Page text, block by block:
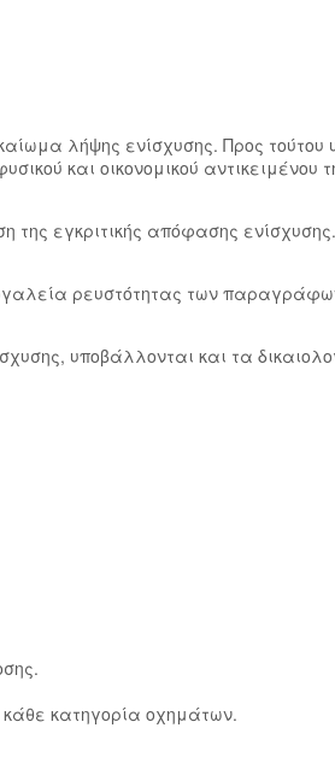
λήψης ενίσχυσης. Προς
και οικονομικού
εγκριτικής απόφασης
ρευστότητας των
υποβάλλονται και τα
κατηγορία οχημάτων.